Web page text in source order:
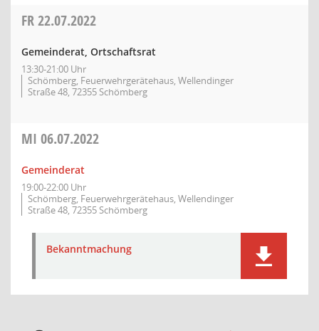
FR22.07.2022
Gemeinderat, Ortschaftsrat
13:30-21:00 Uhr
Schömberg, Feuerwehrgerätehaus, Wellendinger
Straße 48, 72355 Schömberg
MI 06.07.2022
Gemeinderat
19:00-22:00 Uhr
Schömberg, Feuerwehrgerätehaus, Wellendinger
Straße 48, 72355 Schömberg
Bekanntmachung